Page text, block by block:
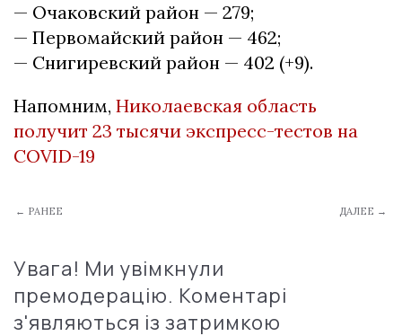
— Очаковский район — 279;
— Первомайский район — 462;
— Снигиревский район — 402 (+9).
Напомним, Николаевская область
получит 23 тысячи экспресс-тестов на
COVID-19
← РАНЕЕ ДАЛЕЕ →
Увага! Ми увімкнули
премодерацію. Коментарі
з'являються із затримкою